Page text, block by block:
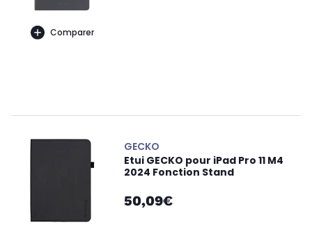
Comparer
GECKO
Etui GECKO pour iPad Pro 11 M4
2024 Fonction Stand
50,09€